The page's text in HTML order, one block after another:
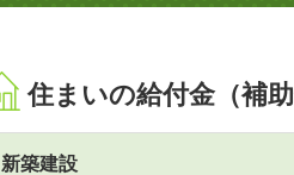
住まいの給付金（補助
新築建設